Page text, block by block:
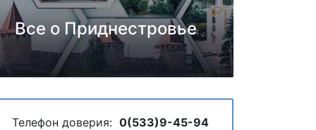
Все о Приднестровье
Телефон доверия: 0(533)9-45-94